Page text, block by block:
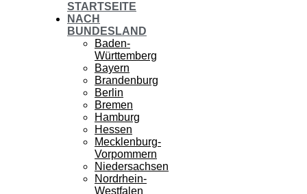
STARTSEITE
NACH
BUNDESLAND
Baden-
Württemberg
Bayern
Brandenburg
Berlin
Bremen
Hamburg
Hessen
Mecklenburg-
Vorpommern
Niedersachsen
Nordrhein-
Westfalen